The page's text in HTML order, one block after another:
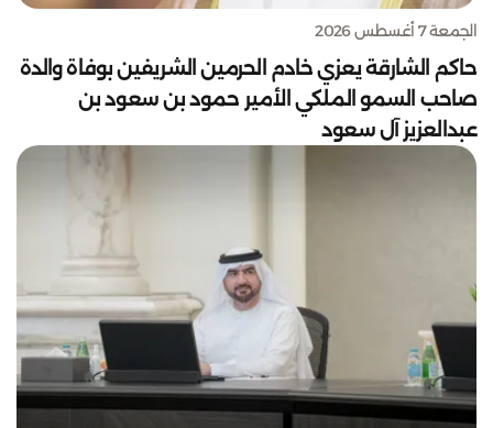
الجمعة 7 أغسطس 2026
حاكم الشارقة يعزي خادم الحرمين الشريفين بوفاة والدة
صاحب السمو الملكي الأمير حمود بن سعود بن
عبدالعزيز آل سعود